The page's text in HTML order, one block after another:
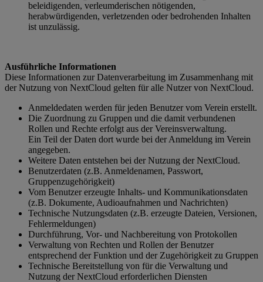
beleidigenden, verleumderischen nötigenden,
herabwürdigenden, verletzenden oder bedrohenden Inhalten
ist unzulässig.
Ausführliche Informationen
Diese Informationen zur Datenverarbeitung im Zusammenhang mit
der Nutzung von NextCloud gelten für alle Nutzer von NextCloud.
Anmeldedaten werden für jeden Benutzer vom Verein erstellt.
Die Zuordnung zu Gruppen und die damit verbundenen
Rollen und Rechte erfolgt aus der Vereinsverwaltung.
Ein Teil der Daten dort wurde bei der Anmeldung im Verein
angegeben.
Weitere Daten entstehen bei der Nutzung der NextCloud.
Benutzerdaten (z.B. Anmeldenamen, Passwort,
Gruppenzugehörigkeit)
Vom Benutzer erzeugte Inhalts- und Kommunikationsdaten
(z.B. Dokumente, Audioaufnahmen und Nachrichten)
Technische Nutzungsdaten (z.B. erzeugte Dateien, Versionen,
Fehlermeldungen)
Durchführung, Vor- und Nachbereitung von Protokollen
Verwaltung von Rechten und Rollen der Benutzer
entsprechend der Funktion und der Zugehörigkeit zu Gruppen
Technische Bereitstellung von für die Verwaltung und
Nutzung der NextCloud erforderlichen Diensten